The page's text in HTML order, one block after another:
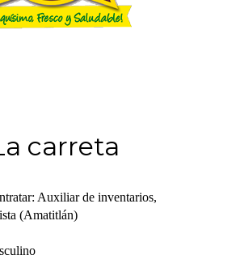
carreta
Auxiliar de inventarios,
(Amatitlán)